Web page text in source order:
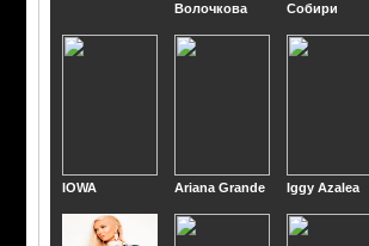
Волочкова
Собири
IOWA Ariana Grande Iggy Azalea